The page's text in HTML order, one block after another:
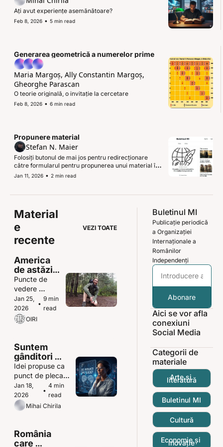
Ați avut experiențe asemănătoare?
Feb 8, 2026 • 5 min read
Generarea geometrică a numerelor prime
Maria Margoș, Ally Constantin Margoș,
Gheorghe Parascan
O teorie originală, o invitație la cercetare
Feb 8, 2026 • 6 min read
Propunere material
Stefan N. Maier
Folosiți butonul de mai jos pentru redirecționare
către formularul pentru propunerea unui material în
vederea publicării în următoarea ediție a Buletinului
Jan 11, 2026 • 2 min read
Material
e
recente
VEZI TOATE
America
de astăzi,
prin ochii
unui
candidat la
Congres -
Robert
Tracinski
Puncte de
vedere
despre știri
care
evoluează mai
repede decât
pasul cu ele
Jan 25,
2026
•
9 min
read
OIRI
Suntem
gânditori
independenți
sau doar
„mașini de
limbaj”?
Idei propuse ca
punct de plecare
pentru o
dezbatere
despre
autenticitate și
Jan 18,
2026
•
4 min
read
Mihai Chirila
România
care
Buletinul MI
Publicație periodică
a Organizației
Internaționale a
Românilor
Independenți
Abonare
Aici se vor afla
conexiuni
Social Media
Categorii de
materiale
Arte și
literatură
Buletinul MI
Cultură
Economie și
inovație